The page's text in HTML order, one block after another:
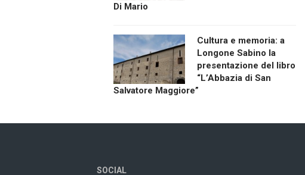
Di Mario
Cultura e memoria: a
Longone Sabino la
presentazione del libro
“L’Abbazia di San
Salvatore Maggiore”
SOCIAL